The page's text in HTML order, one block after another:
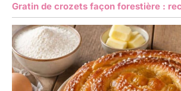
Gratin de crozets façon forestière :